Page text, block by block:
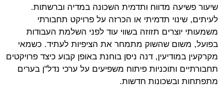
שיעור פשיעה מדווח ותדמית השכונה במדיה וברשתות.
לעיתים, שינוי תדמיתי או הכרזה על פרויקט תחבורתי
משמעותי יוצרים תזוזה בשווי עוד לפני השלמת העבודות
בפועל, משום שהשוק מתמחר את הציפיות לעתיד. כשמאי
מקרקעין במודיעין, דנה ניסן בוחנת באופן קבוע כיצד פרויקטים
תחבורתיים ותוכניות פיתוח משפיעים על ערכי נדל"ן בערים
מתפתחות ובשכונות חדשות.